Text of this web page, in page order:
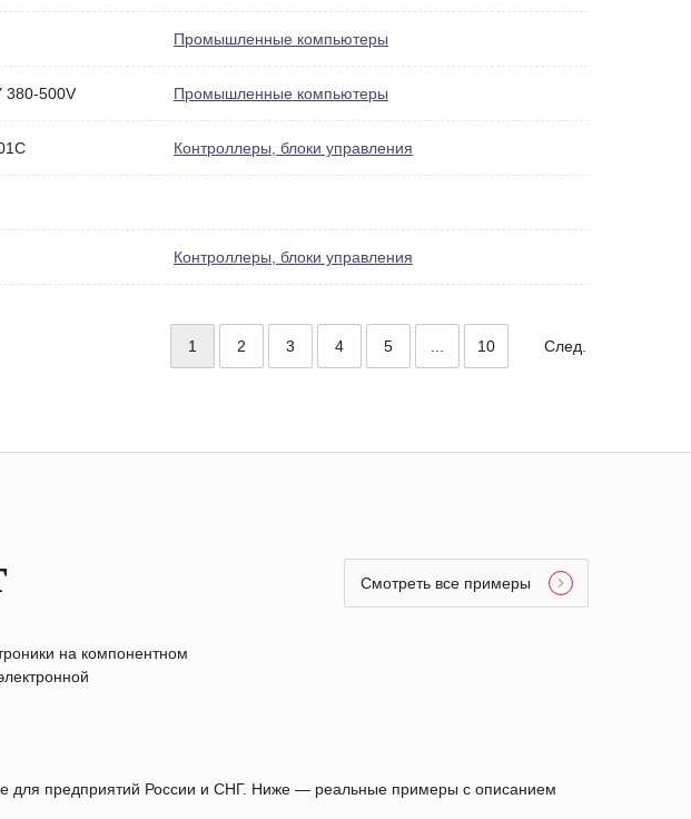
Промышленные компьютеры
380-500V Промышленные компьютеры
Контроллеры, блоки управления
Контроллеры, блоки управления
1 2 3 4 5 10 След.
на компонентном
Смотреть все примеры
для предприятий России и СНГ. Ниже — реальные примеры с описанием